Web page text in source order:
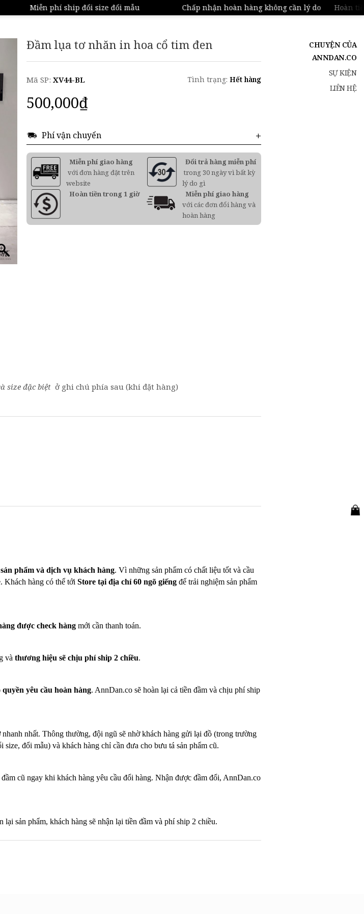
Miễn phí ship đổi size đổi mẫu Chấp nhận hoàn hàng không cần lý do Hoàn
CHUYỆN CỦA
ANNDAN.CO
SỰ KIỆN
LIÊN HỆ
Đầm lụa tơ nhăn in hoa cổ tim đen
Mã SP: XV44-BL Tình trạng: Hết hàng
500,000₫
Phí vận chuyển
Miễn phí giao hàng
với đơn hàng đặt trên
website
Đổi trả hàng miễn phí
trong 30 ngày vì bất kỳ
lý do gì
Hoàn tiền trong 1 giờ
Miễn phí giao hàng
với các đơn đổi hàng và
hoàn hàng
size đặc biệtở ghi chú phía sau (khi đặt hàng)
phẩm và dịch vụ khách hàng. Vì những sản phẩm có chất liệu tốt và cầu
Khách hàng có thể tới Store tại địa chỉ 60 ngõ giếngđể trải nghiệm sản phẩm
được check hàngmới cần thanh toán.
và thương hiệu sẽ chịu phí ship 2 chiều.
quyền yêu cầu hoàn hàng. AnnDan.co sẽ hoàn lại cả tiền đầm và chịu phí ship
nhất. Thông thường, đội ngũ sẽ nhờ khách hàng gửi lại đồ (trong trường
đổi mẫu) và khách hàng chỉ cần đưa cho bưu tá sản phẩm cũ.
cũ ngay khi khách hàng yêu cầu đổi hàng. Nhận được đầm đổi, AnnDan.co
sản phẩm, khách hàng sẽ nhận lại tiền đầm và phí ship 2 chiều.